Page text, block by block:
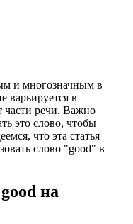
и многозначным в
варьируется в
части речи. Важно
это слово, чтобы
что эта статья
слово "good" в
good на